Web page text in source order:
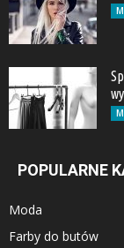
POPULARNE
Moda
Farby do butów